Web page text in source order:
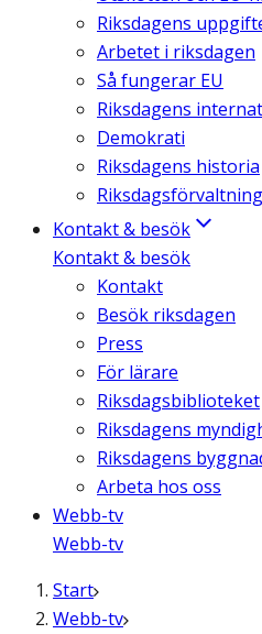
Riksdagens
Arbetet i riksdagen
Så fungerar EU
Riksdagens
Demokrati
Riksdagens historia
Kontakt & besök
Kontakt & besök
Kontakt
Besök riksdagen
Press
För lärare
Riksdagsbiblioteket
Riksdagens
Riksdagens
Arbeta hos oss
Webb-tv
Webb-tv
Start
Webb-tv